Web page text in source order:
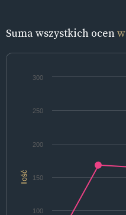
Suma wszystkich ocen
Ilość
100
150
200
250
300